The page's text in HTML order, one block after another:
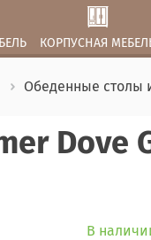
КОРПУСНАЯ
Обеденные столы
Dove
В